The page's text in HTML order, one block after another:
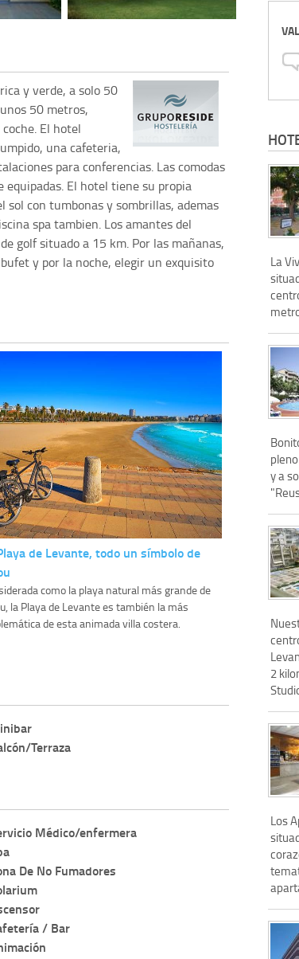
y verde, a solo 50
50 metros,
El hotel
una cafeteria,
para conferencias. Las comodas
El hotel tiene su propia
con tumbonas y sombrillas, ademas
spa tambien. Los amantes del
golf situado a 15 km. Por las mañanas,
y por la noche, elegir un exquisito
de Levante, todo un símbolo de
como la playa natural más grande de
la Playa de Levante es también la más
de esta animada villa costera.
Terraza
Médico/enfermera
De No Fumadores
/ Bar
La
y a
2
Los